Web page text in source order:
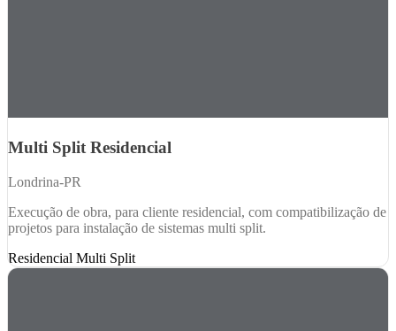
Multi Split Residencial
Londrina-PR
Execução de obra, para cliente residencial, com compatibilização de
projetos para instalação de sistemas multi split.
Residencial Multi Split